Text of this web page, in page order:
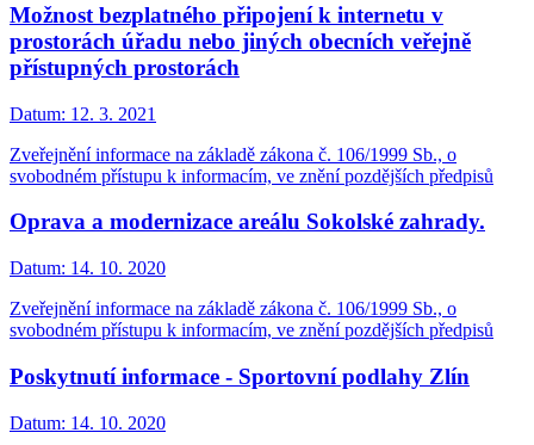
Možnost bezplatného připojení k internetu v
prostorách úřadu nebo jiných obecních veřejně
přístupných prostorách
Datum: 12. 3. 2021
Zveřejnění informace na základě zákona č. 106/1999 Sb., o
svobodném přístupu k informacím, ve znění pozdějších předpisů
Oprava a modernizace areálu Sokolské zahrady.
Datum: 14. 10. 2020
Zveřejnění informace na základě zákona č. 106/1999 Sb., o
svobodném přístupu k informacím, ve znění pozdějších předpisů
Poskytnutí informace - Sportovní podlahy Zlín
Datum: 14. 10. 2020